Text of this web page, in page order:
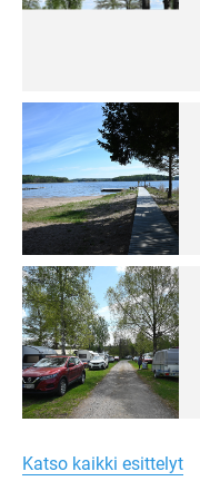
äärellä
ja
vehreän
virkistysalueen
laidalla
Lue
Leirintäoppaan
artikkeli:
Yksilöä
huomioivaa
yhteisöllisyyttä
Lue
Leirintäoppaan
artikkeli:
Merellinen
Turun
liepeillä
Katso kaikki esittelyt